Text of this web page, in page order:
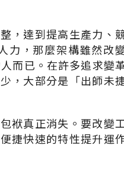
，達到提高生產力、
力，那麼架構雖然改
而已。在許多追求變
，大部分是「出師未
袱真正消失。要改變
捷快速的特性提升運